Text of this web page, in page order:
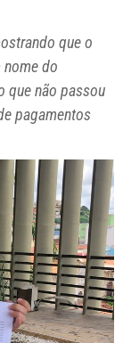
que o
do
que não passou
pagamentos